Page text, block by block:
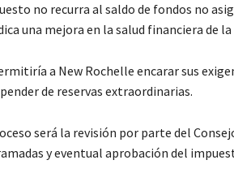
no recurra al saldo de fondos no
una mejora en la salud financiera de
a New Rochelle encarar sus
de reservas extraordinarias.
será la revisión por parte del
y eventual aprobación del